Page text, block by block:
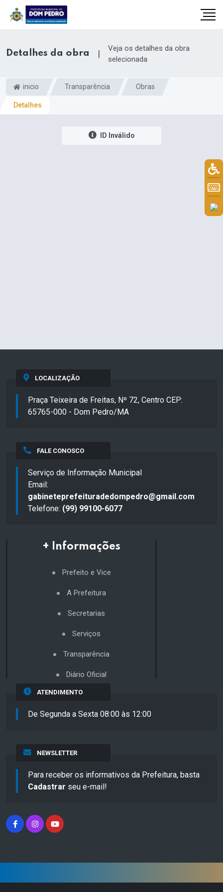
Detalhes da obra |
Veja os detalhes da obra
selecionada
inicio Transparência Obras
Detalhes
ID Inválido
LOCALIZAÇÃO
Praça Teixeira de Freitas, Nº 72, Centro CEP:
65765-000 - Dom Pedro/MA
FALE CONOSCO
Serviço de Informação Municipal
Email:
gabineteprefeituradedompedro@gmail.com
Telefone: (99) 99100-6077
+ Informações
Prefeito e Vice
A Prefeitura
Secretarias
Serviços
Transparência
Diário Oficial
ATENDIMENTO
De Segunda a Sexta 08:00 às 12:00
NEWSLETTER
Para receber os informativos da Prefeitura, basta
Cadastrar seu e-mail!